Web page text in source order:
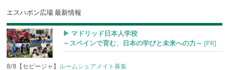
エスハポン広場 最新情報
▶︎ マドリッド日本人学校
～スペインで育む、日本の学びと未来への力～ [PR]
8/8【セビージャ】 ルームシェアメイト募集